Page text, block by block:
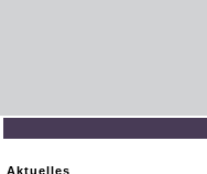
Aktuelles